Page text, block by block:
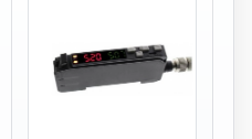
부정압, 절대압력
Electrical section with
24VDC 루프전원 전류측정